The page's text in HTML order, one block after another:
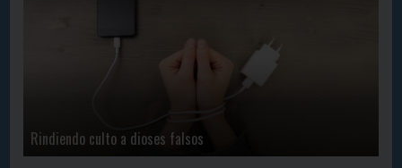
Rindiendo culto a dioses falsos